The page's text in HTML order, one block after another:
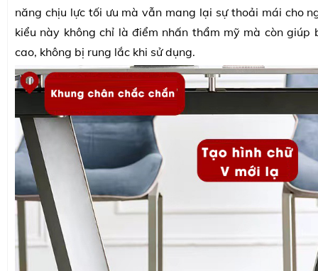
năng chịu lực tối ưu mà vẫn mang lại sự thoải mái cho
kiểu này không chỉ là điểm nhấn thẩm mỹ mà còn giúp
cao, không bị rung lắc khi sử dụng.